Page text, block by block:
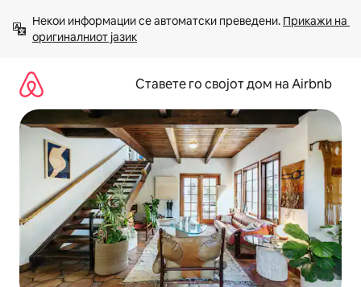
содржина
Некои информации се автоматски преведени. Прикажи на
оригиналниот јазик
Ставете го својот дом на Airbnb